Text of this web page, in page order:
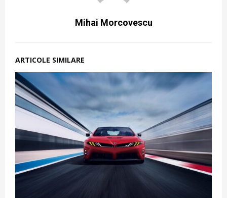
Mihai Morcovescu
ARTICOLE SIMILARE